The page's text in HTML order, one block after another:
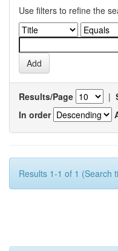
Use filters to refine the
Results/Page |
In order
Results 1-1 of 1 (Search